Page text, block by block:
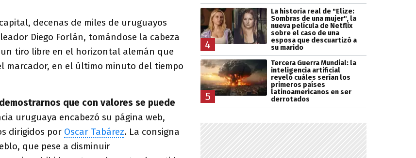
decenas de miles de uruguayos
Diego Forlán, tomándose la cabeza
tiro libre en el horizontal alemán que
marcador, en el último minuto del tiempo
que con valores se puede
uruguaya encabezó su página web,
dirigidos por Oscar Tabárez. La consigna
que pese a disminuir
4
La historia real de "Elize:
Sombras de una mujer", la
nueva película de Netflix
sobre el caso de una
esposa que descuartizó a
su marido
5
Tercera Guerra Mundial: la
inteligencia artificial
reveló cuáles serían los
primeros países
latinoamericanos en ser
derrotados